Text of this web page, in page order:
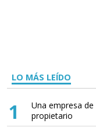
LO MÁS LEÍDO
1
Una empresa
propietario